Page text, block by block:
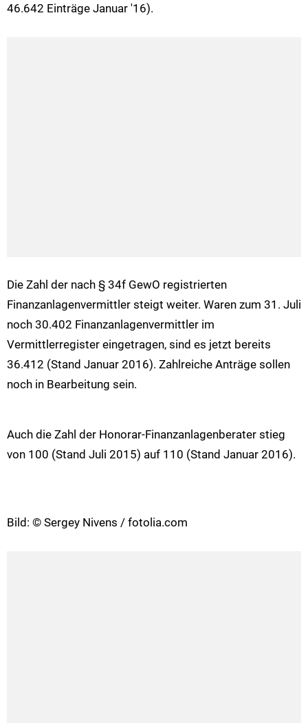
46.642 Einträge Januar '16).
Die Zahl der nach § 34f GewO registrierten
Finanzanlagenvermittler steigt weiter. Waren zum 31. Juli
noch 30.402 Finanzanlagenvermittler im
Vermittlerregister eingetragen, sind es jetzt bereits
36.412 (Stand Januar 2016). Zahlreiche Anträge sollen
noch in Bearbeitung sein.
Auch die Zahl der Honorar-Finanzanlagenberater stieg
von 100 (Stand Juli 2015) auf 110 (Stand Januar 2016).
Bild: © Sergey Nivens / fotolia.com